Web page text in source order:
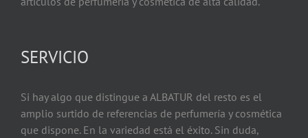
SERVICIO
Si hay algo que distingue a ALBATUR del resto es el
amplio surtido de referencias de perfumería y cosmética
que dispone. En la variedad está el éxito. Sin duda,